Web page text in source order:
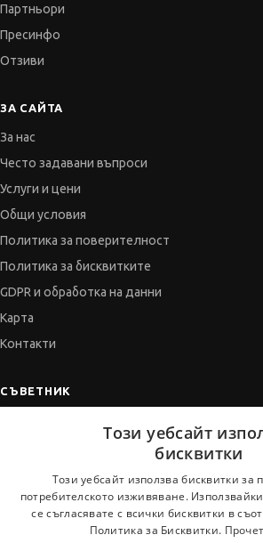
Партньори
Пресинфо
Отзиви
ЗА САЙТА
За нас
Често задавани въпроси
Услуги и цени
Общи условия
Политика за поверителност
Политика за бисквитките
GDPR и обработка на данни
Карта
Контакти
СЪВЕТНИК
Когато получим оферта
Този уебсайт
бисквитки
Този уебсайт използва бисквитки за
потребителското изживяване.
се съгласявате с всички бисквитки в
Политика за Бисквитки.